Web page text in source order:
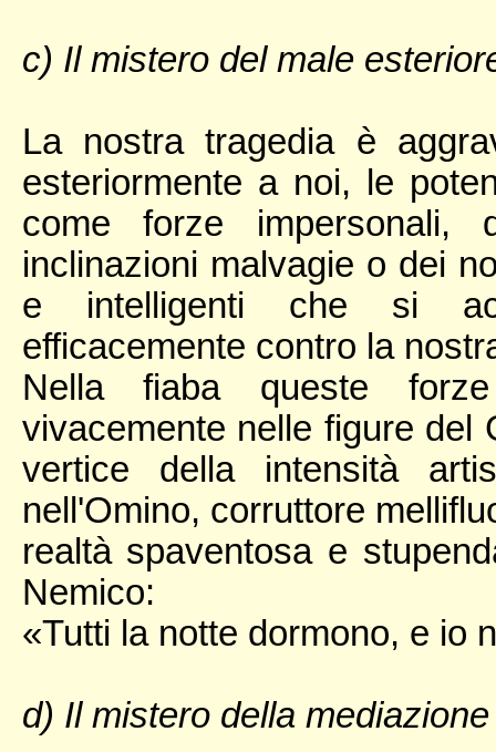
c) Il mistero del male
La nostra tragedia è
esteriormente a noi, le
come forze impersonali,
inclinazioni malvagie o dei
e intelligenti che si
efficacemente contro la
Nella fiaba queste
vivacemente nelle figure del
vertice della intensità
nell'Omino, corruttore
realtà spaventosa e
Nemico:
«Tutti la notte dormono, e io
d) Il mistero della